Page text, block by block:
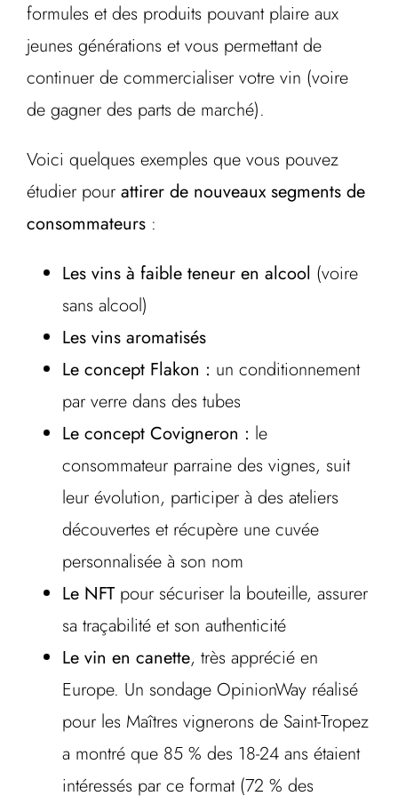
formules et des produits pouvant plaire aux
jeunes générations et vous permettant de
continuer de commercialiser votre vin (voire
de gagner des parts de marché).
Voici quelques exemples que vous pouvez
étudier pour attirer de nouveaux segments de
consommateurs :
Les vins à faible teneur en alcool (voire
sans alcool)
Les vins aromatisés
Le concept Flakon : un conditionnement
par verre dans des tubes
Le concept Covigneron : le
consommateur parraine des vignes, suit
leur évolution, participer à des ateliers
découvertes et récupère une cuvée
personnalisée à son nom
Le NFT pour sécuriser la bouteille, assurer
sa traçabilité et son authenticité
Le vin en canette, très apprécié en
Europe. Un sondage OpinionWay réalisé
pour les Maîtres vignerons de Saint-Tropez
a montré que 85 % des 18-24 ans étaient
intéressés par ce format (72 % des